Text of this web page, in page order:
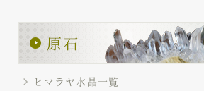
ヒマラヤ水晶一覧